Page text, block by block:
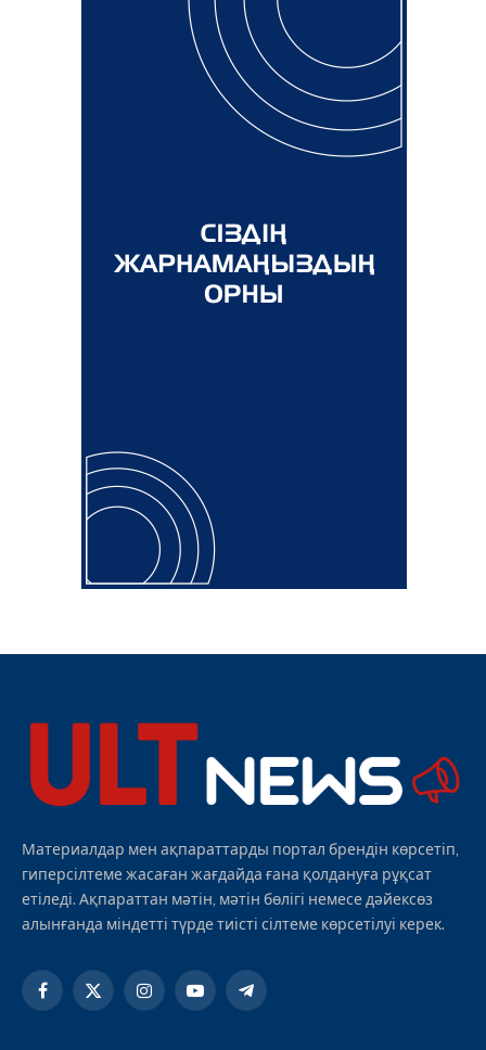
Материалдар мен ақпараттарды портал брендін көрсетіп,
гиперсілтеме жасаған жағдайда ғана қолдануға рұқсат
етіледі. Ақпараттан мәтін, мәтін бөлігі немесе дәйексөз
алынғанда міндетті түрде тиісті сілтеме көрсетілуі керек.
Facebook
X
InstagramYouTubeTelegram